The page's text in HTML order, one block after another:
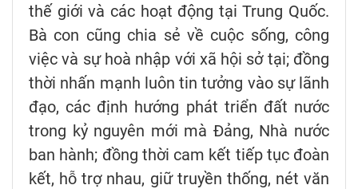
thế giới và các hoạt động tại Trung Quốc.
Bà con cũng chia sẻ về cuộc sống, công
việc và sự hoà nhập với xã hội sở tại; đồng
thời nhấn mạnh luôn tin tưởng vào sự lãnh
đạo, các định hướng phát triển đất nước
trong kỷ nguyên mới mà Đảng, Nhà nước
ban hành; đồng thời cam kết tiếp tục đoàn
kết, hỗ trợ nhau, giữ truyền thống, nét văn